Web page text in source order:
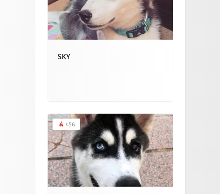
SKY
456